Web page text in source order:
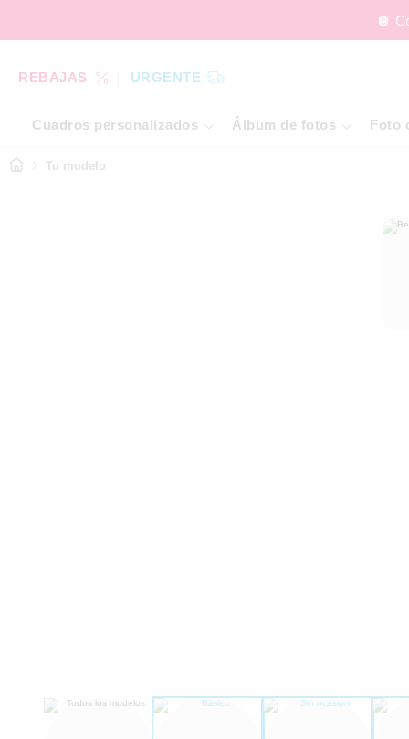
🪩
REBAJAS URGENTE
Cuadros personalizados Álbum de fotos Foto
Tu modelo